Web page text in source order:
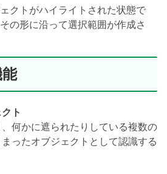
クトがハイライトされた状態で
の形に沿って選択範囲が作成さ
ト
何かに遮られたりしている複数の
ったオブジェクトとして認識する